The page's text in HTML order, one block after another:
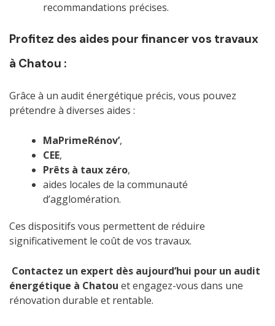
recommandations précises.
Profitez des aides pour financer vos travaux
à Chatou :
Grâce à un audit énergétique précis, vous pouvez
prétendre à diverses aides :
MaPrimeRénov’,
CEE,
Prêts à taux zéro,
aides locales de la communauté
d’agglomération.
Ces dispositifs vous permettent de réduire
significativement le coût de vos travaux.
Contactez un expert dès aujourd’hui pour un audit
énergétique à Chatou et engagez-vous dans une
rénovation durable et rentable.